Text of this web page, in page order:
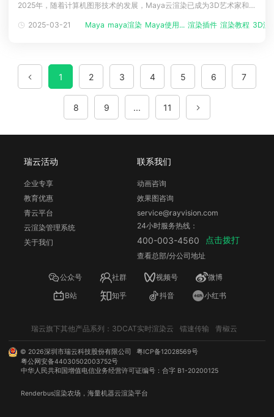
2025年，随着计算机图形技术的发展，Maya云渲染已成为3D艺术家和动
户提供了多种渲染器选择，以满足不同的项目需求。本文将对瑞云渲染
2025-03-21 Maya maya渲染 Maya使用... 渲染插件 渲染教程 3D渲
1 2 3 4 5 6 7
8 9 ... 11
瑞云活动
企业专享
教育优惠
青云平台
云渲染管理系统
关于我们
联系我们
动画咨询
效果图咨询
service@rayvision.com
24小时服务热线：
400-003-4560 点击拨打
查看总部/分公司地址
公众号 社群 视频号
微博
B站
知乎 抖音 小红书
瑞云旗下其他产品系列： 3DCAT实时渲染云 镭速传输 青椒云
© 2026深圳市瑞云科技股份有限公司
粤ICP备12028569号
粤公网安备44030502003752号
中华人民共和国增值电信业务经营许可证编号：合字 B1-20200125
Renderbus渲染农场 ，海量机器云渲染平台